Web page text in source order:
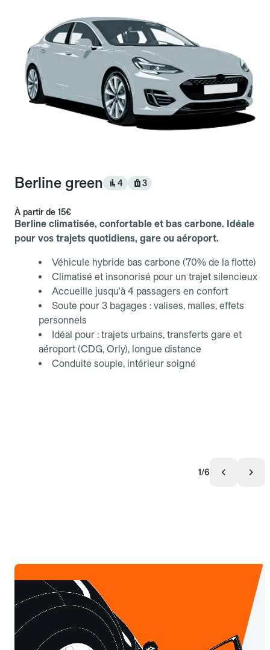
Berline green 4 3
À partir de 15€
Berline climatisée, confortable et bas carbone. Idéale
pour vos trajets quotidiens, gare ou aéroport.
Véhicule hybride bas carbone (70% de la flotte)
Climatisé et insonorisé pour un trajet silencieux
Accueille jusqu'à 4 passagers en confort
Soute pour 3 bagages : valises, malles, effets
personnels
Idéal pour : trajets urbains, transferts gare et
aéroport (CDG, Orly), longue distance
Conduite souple, intérieur soigné
1/6